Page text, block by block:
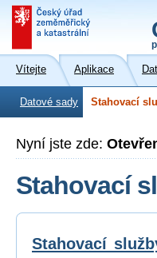
Vítejte Aplikace
Datové sady Stahovací
Nyní jste zde:
Stahovací
Stahovací